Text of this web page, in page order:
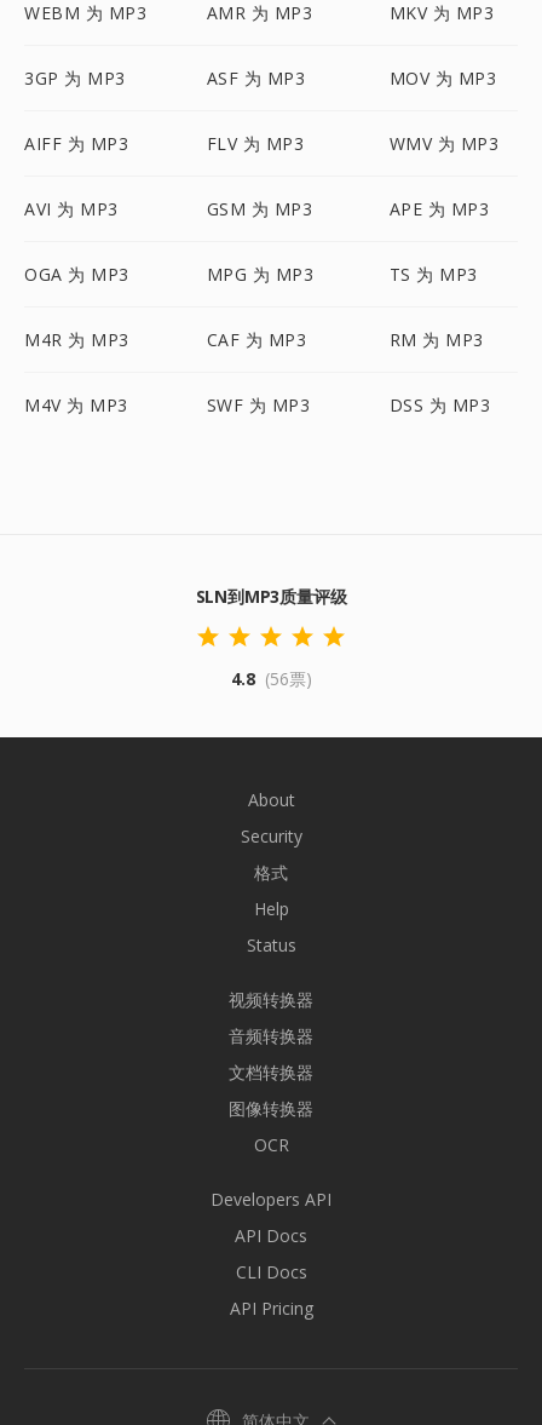
WEBM 为 MP3 AMR 为 MP3 MKV 为 MP3
3GP 为 MP3 ASF 为 MP3 MOV 为 MP3
AIFF 为 MP3 FLV 为 MP3 WMV 为 MP3
AVI 为 MP3 GSM 为 MP3 APE 为 MP3
OGA 为 MP3 MPG 为 MP3 TS 为 MP3
M4R 为 MP3 CAF 为 MP3 RM 为 MP3
M4V 为 MP3 SWF 为 MP3 DSS 为 MP3
SLN到MP3质量评级
4.8 (56票)
About
Security
格式
Help
Status
视频转换器
音频转换器
文档转换器
图像转换器
OCR
Developers API
API Docs
CLI Docs
API Pricing